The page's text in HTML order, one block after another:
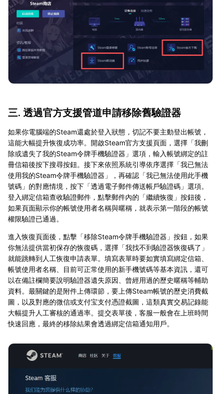
三. 透過官方支援管道申請移除舊驗證器
如果你電腦端的Steam還處於登入狀態，切記不要主動登出帳號，
這能大幅提升恢復成功率。開啟Steam官方支援頁面，選擇「我刪
除或遺失了我的Steam令牌手機驗證器」選項，輸入帳號綁定的註
冊信箱後按下搜尋按鈕。接下來依照系統引導依序選擇「我已無法
使用我的Steam令牌手機驗證器」，再確認「我已無法使用此手機
號碼」的對應情境，按下「透過電子郵件傳送帳戶驗證碼」選項。
登入綁定信箱查收驗證郵件，點擊郵件內的「繼續恢復」按鈕後，
如果頁面顯示你的帳號使用者名稱與暱稱，就表示第一階段的帳號
權限驗證已通過。
進入恢復頁面後，點擊「移除Steam令牌手機驗證器」按鈕，如果
你無法提供當初保存的恢復碼，選擇「我找不到驗證器恢復碼了」
就能跳轉到人工恢復申請表單。填寫表單時要如實填寫綁定信箱、
帳號使用者名稱、目前可正常使用的新手機號碼等基本資訊，還可
以在備註欄簡要說明驗證器遺失原因、曾經用過的歷史暱稱等輔助
資料。最關鍵的是附件上傳環節，要上傳Steam帳號的歷史消費截
圖，以及對應的微信或支付宝支付憑證截圖，這類真實交易記錄能
大幅提升人工審核的通過率。提交表單後，客服一般會在上班時間
快速回應，最終的移除結果會透過綁定信箱通知用戶。